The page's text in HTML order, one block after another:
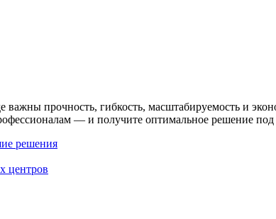
важны прочность, гибкость, масштабируемость и
— и получите оптимальное решение
решения
центров